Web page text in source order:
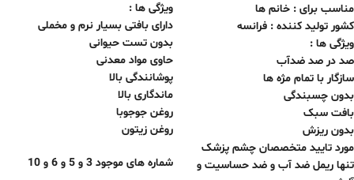
مناسب برای : خانم ها
کشور تولید کننده : فرانسه
ویژگی ها :
صد در صد ضدآب
سازگار با تمام مژه ها
بدون چسبندگی
بافت سبک
بدون ریزش
مورد تایید متخصصان چشم پزشک
تنها ریمل ضد آب و ضد حساسیت و
ویژگی ها :
دارای بافتی بسیار نرم و مخملی
بدون تست حیوانی
حاوی مواد معدنی
پوشانندگی بالا
ماندگاری بالا
روغن جوجوبا
روغن زیتون
شماره های موجود 3 و 5 و 6 و 10